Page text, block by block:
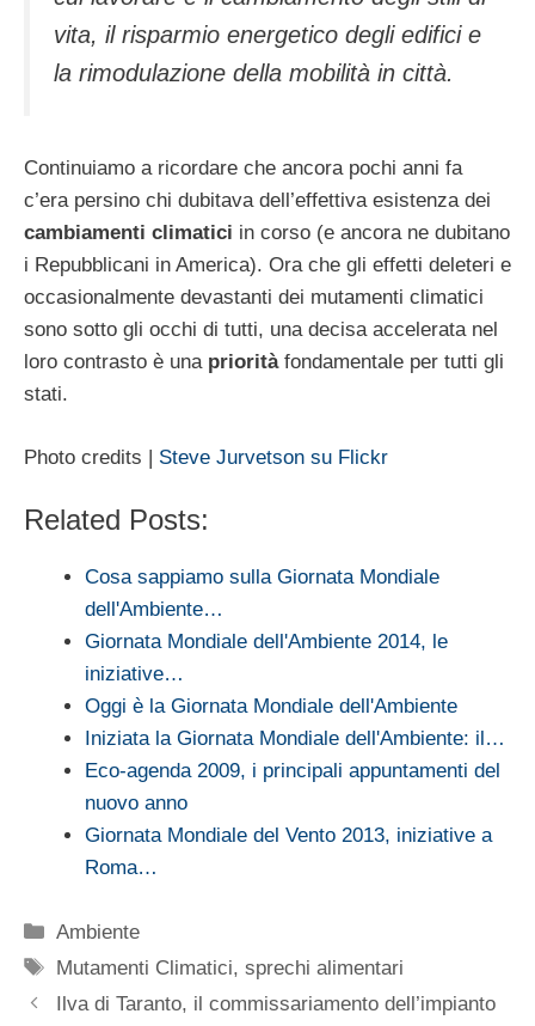
vita, il risparmio energetico degli edifici e
la rimodulazione della mobilità in città.
Continuiamo a ricordare che ancora pochi anni fa
c’era persino chi dubitava dell’effettiva esistenza dei
cambiamenti climatici in corso (e ancora ne dubitano
i Repubblicani in America). Ora che gli effetti deleteri e
occasionalmente devastanti dei mutamenti climatici
sono sotto gli occhi di tutti, una decisa accelerata nel
loro contrasto è una prioritàfondamentale per tutti gli
stati.
Photo credits | Steve Jurvetson su Flickr
Related Posts:
Cosa sappiamo sulla Giornata Mondiale
dell'Ambiente…
Giornata Mondiale dell'Ambiente 2014, le
iniziative…
Oggi è la Giornata Mondiale dell'Ambiente
Iniziata la Giornata Mondiale dell'Ambiente: il…
Eco-agenda 2009, i principali appuntamenti del
nuovo anno
Giornata Mondiale del Vento 2013, iniziative a
Roma…
Categorie
Ambiente
Tag
Mutamenti Climatici,sprechi alimentari
Ilva di Taranto, il commissariamento dell’impianto